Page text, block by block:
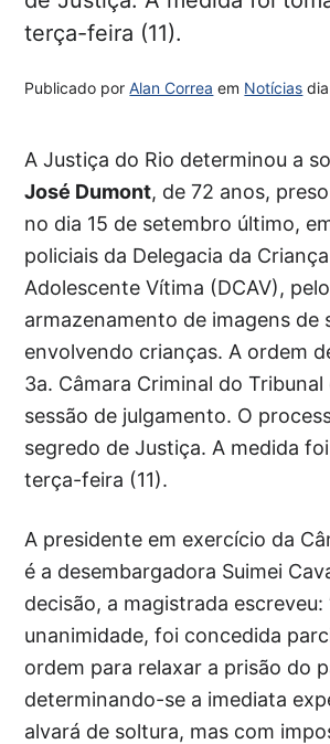
terça-feira (11).
Publicado porAlan Correa em Notícias
A Justiça do Rio determinou a
José Dumont, de 72 anos,
no dia 15 de setembro último,
policiais da Delegacia da
Adolescente Vítima (DCAV),
armazenamento de imagens de
envolvendo crianças. A ordem
3a. Câmara Criminal do
sessão de julgamento. O
segredo de Justiça. A medida
terça-feira (11).
A presidente em exercício da
é a desembargadora Suimei
decisão, a magistrada escreveu:
unanimidade, foi concedida
ordem para relaxar a prisão do
determinando-se a imediata
alvará de soltura, mas com